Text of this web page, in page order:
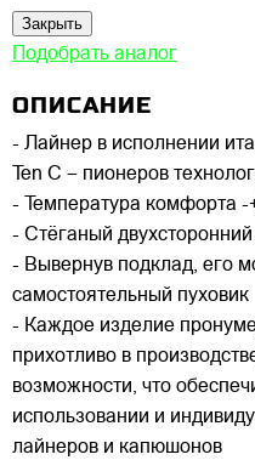
Закрыть
Подобрать аналог
ОПИСАНИЕ
- Лайнер в исполнении
Ten C – пионеров
- Температура комфорта -
- Стёганый
- Вывернув подклад, его
самостоятельный пуховик
- Каждое изделие
прихотливо в
возможности, что
использовании и
лайнеров и капюшонов